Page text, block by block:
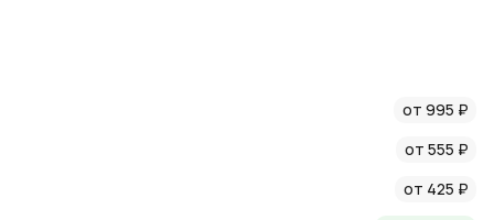
от 995 ₽
от 555 ₽
от 425 ₽